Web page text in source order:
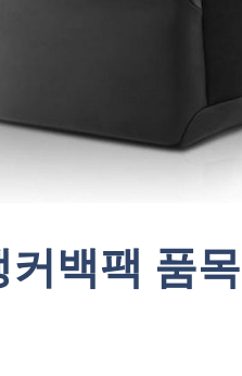
백팩 품